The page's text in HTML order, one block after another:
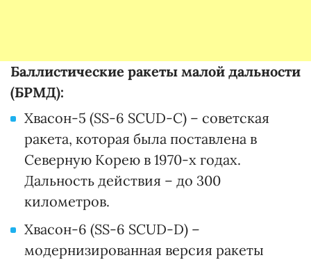
Баллистические ракеты малой дальности
(БРМД):
Хвасон-5 (SS-6 SCUD-C) – советская
ракета, которая была поставлена в
Северную Корею в 1970-х годах.
Дальность действия – до 300
километров.
Хвасон-6 (SS-6 SCUD-D) –
модернизированная версия ракеты